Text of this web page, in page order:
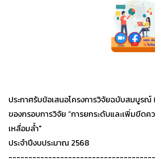
ประกาศรับข้อเสนอโครงการวิจัยฉบับสมบูร
ของกรอบการวิจัย “การยกระดับและเพิ่มขีด
เหลื่อมล้ำ"
ประจำปีงบประมาณ 2568